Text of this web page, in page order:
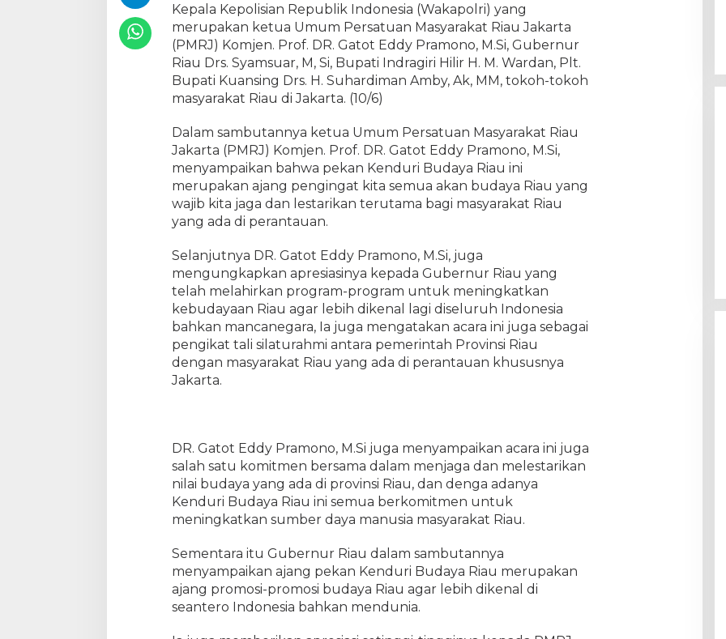
d
i
r
i
P
e
k
n
K
e
n
d
u
i
B
d
a
y
a
R
i
i
T
I
Kepala Kepolisian Republik Indonesia (Wakapolri) yang
merupakan ketua Umum Persatuan Masyarakat Riau Jakarta
(PMRJ) Komjen. Prof. DR. Gatot Eddy Pramono, M.Si, Gubernur
Riau Drs. Syamsuar, M, Si, Bupati Indragiri Hilir H. M. Wardan, Plt.
Bupati Kuansing Drs. H. Suhardiman Amby, Ak, MM, tokoh-tokoh
masyarakat Riau di Jakarta. (10/6)
Dalam sambutannya ketua Umum Persatuan Masyarakat Riau
Jakarta (PMRJ) Komjen. Prof. DR. Gatot Eddy Pramono, M.Si,
menyampaikan bahwa pekan Kenduri Budaya Riau ini
merupakan ajang pengingat kita semua akan budaya Riau yang
wajib kita jaga dan lestarikan terutama bagi masyarakat Riau
yang ada di perantauan.
Selanjutnya DR. Gatot Eddy Pramono, M.Si, juga
mengungkapkan apresiasinya kepada Gubernur Riau yang
telah melahirkan program-program untuk meningkatkan
kebudayaan Riau agar lebih dikenal lagi diseluruh Indonesia
bahkan mancanegara, Ia juga mengatakan acara ini juga sebagai
pengikat tali silaturahmi antara pemerintah Provinsi Riau
dengan masyarakat Riau yang ada di perantauan khususnya
Jakarta.
DR. Gatot Eddy Pramono, M.Si juga menyampaikan acara ini juga
salah satu komitmen bersama dalam menjaga dan melestarikan
nilai budaya yang ada di provinsi Riau, dan denga adanya
Kenduri Budaya Riau ini semua berkomitmen untuk
meningkatkan sumber daya manusia masyarakat Riau.
Sementara itu Gubernur Riau dalam sambutannya
menyampaikan ajang pekan Kenduri Budaya Riau merupakan
ajang promosi-promosi budaya Riau agar lebih dikenal di
seantero Indonesia bahkan mendunia.